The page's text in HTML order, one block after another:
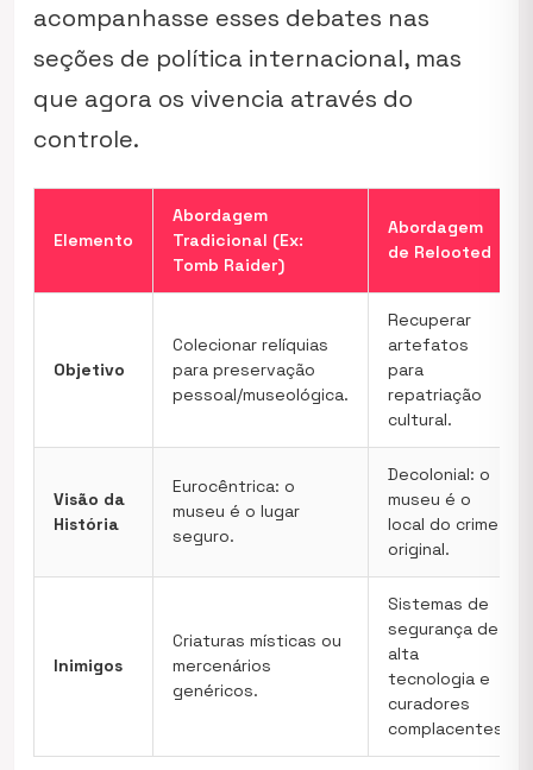
acompanhasse esses debates nas
seções de política internacional, mas
que agora os vivencia através do
controle.
Elemento
Abordagem
Tradicional (Ex:
Tomb Raider)
Abordagem
de Relooted
Objetivo
Colecionar relíquias
para preservação
pessoal/museológica.
Recuperar
artefatos
para
repatriação
cultural.
Visão da
História
Eurocêntrica: o
museu é o lugar
seguro.
Decolonial: o
museu é o
local do crime
original.
Inimigos
Criaturas místicas ou
mercenários
genéricos.
Sistemas de
segurança de
alta
tecnologia e
curadores
complacentes.